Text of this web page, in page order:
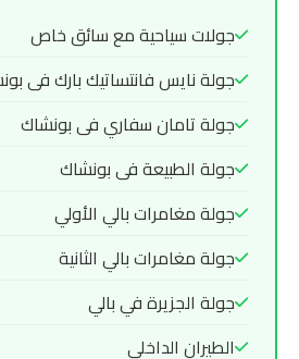
جولات سياحية مع سائق خاص
جولة نايس فانتساتيك بارك فى
جولة تامان سفاري فى بونشاك
جولة الطبيعة فى بونشاك
جولة مغامرات بالي الأولي
جولة مغامرات بالي الثانية
جولة الجزيرة في بالي
الطيران الداخلي